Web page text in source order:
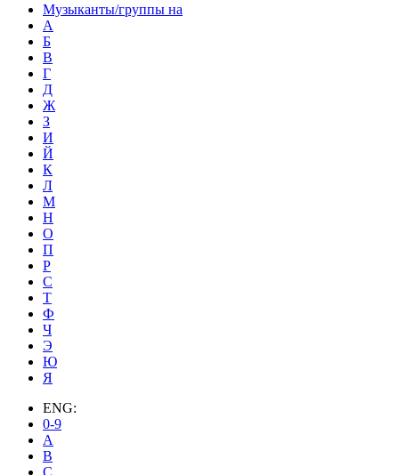
Музыканты/группы на
А
Б
В
Г
Д
Ж
З
И
Й
К
Л
М
Н
О
П
Р
С
Т
Ф
Ч
Э
Ю
Я
ENG:
0-9
A
B
C